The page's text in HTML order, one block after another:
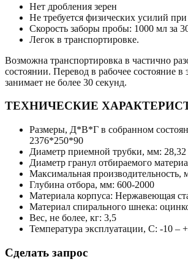
Нет дробления зерен
Не требуется физических усилий
Скорость заборы пробы: 1000 мл за
Легок в транспортировке.
Возможна транспортировка в частично
состоянии. Перевод в рабочее состояние в
занимает не более 30 секунд.
ТЕХНИЧЕСКИЕ
Размеры, Д*В*Г в собранном
2376*250*90
Диаметр приемной трубки, мм: 28,32
Диаметр гранул отбираемого
Максимальная производительность,
Глубина отбора, мм: 600-2000
Материала корпуса: Нержавеющая
Материал спирального шнека:
Вес, не более, кг: 3,5
Температура эксплуатации, С: -10 –
Сделать запрос